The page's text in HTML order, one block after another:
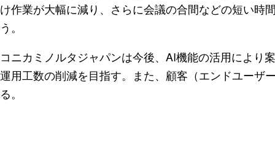
け作業が大幅に減り、さらに会議の合間などの短い時
う。
コニカミノルタジャパンは今後、AI機能の活用により
運用工数の削減を目指す。また、顧客（エンドユーザ
る。